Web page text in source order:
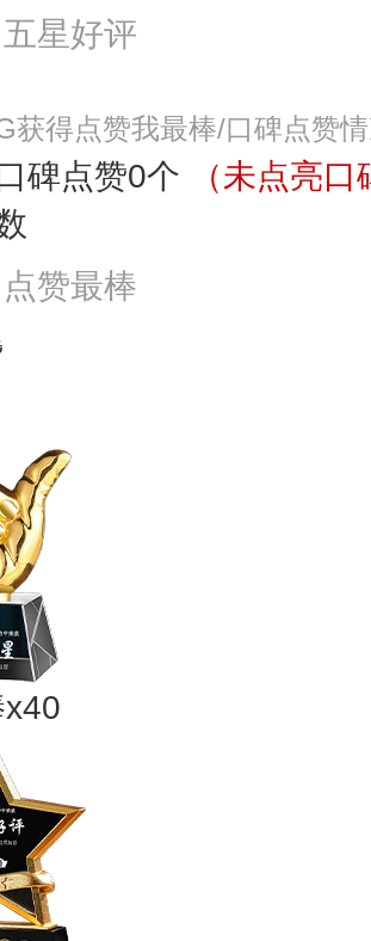
五星好评
获得点赞我最棒/口碑点赞
碑点赞0个
（未点亮
点赞最棒